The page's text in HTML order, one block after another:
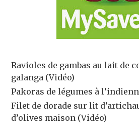
Ravioles de gambas au lait de
galanga (Vidéo)
Pakoras de légumes à
Filet de dorade sur lit
d’olives maison (Vidéo)